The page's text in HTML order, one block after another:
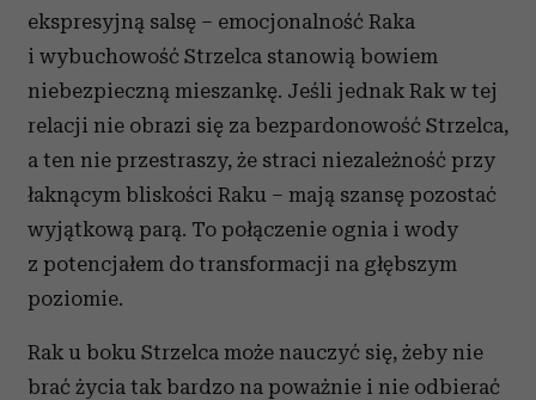
ekspresyjną salsę – emocjonalność Raka
i wybuchowość Strzelca stanowią bowiem
niebezpieczną mieszankę. Jeśli jednak Rak w tej
relacji nie obrazi się za bezpardonowość Strzelca,
a ten nie przestraszy, że straci niezależność przy
łaknącym bliskości Raku – mają szansę pozostać
wyjątkową parą. To połączenie ognia i wody
z potencjałem do transformacji na głębszym
poziomie.
Rak u boku Strzelca może nauczyć się, żeby nie
brać życia tak bardzo na poważnie i nie odbierać